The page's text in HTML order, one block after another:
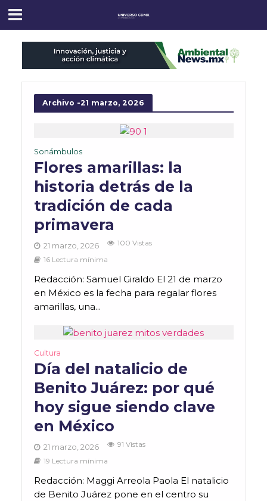
Archivo -21 marzo, 2026
Sonámbulos
Flores amarillas: la
historia detrás de la
tradición de cada
primavera
21 marzo, 2026
100 Vistas
16 Lectura mínima
Redacción: Samuel Giraldo El 21 de marzo
en México es la fecha para regalar flores
amarillas, una...
Cultura
Día del natalicio de
Benito Juárez: por qué
hoy sigue siendo clave
en México
21 marzo, 2026
91 Vistas
19 Lectura mínima
Redacción: Maggi Arreola Paola El natalicio
de Benito Juárez pone en el centro su